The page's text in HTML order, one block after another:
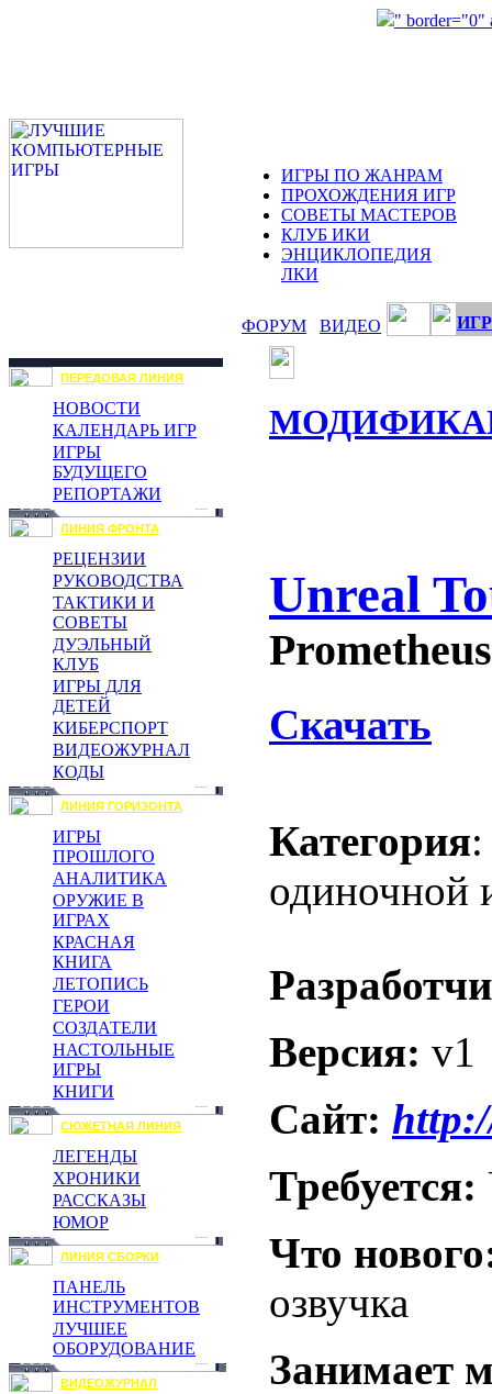
" border="0"
ИГРЫ ПО ЖАНРАМ
ПРОХОЖДЕНИЯ ИГР
СОВЕТЫ МАСТЕРОВ
КЛУБ ИКИ
ЭНЦИКЛОПЕДИЯ
ЛКИ
ФОРУМ ВИДЕО
ПЕРЕДОВАЯ ЛИНИЯ
НОВОСТИ
КАЛЕНДАРЬ ИГР
ИГРЫ
БУДУЩЕГО
РЕПОРТАЖИ
ЛИНИЯ ФРОНТА
РЕЦЕНЗИИ
РУКОВОДСТВА
ТАКТИКИ И
СОВЕТЫ
ДУЭЛЬНЫЙ
КЛУБ
ИГРЫ ДЛЯ
ДЕТЕЙ
КИБЕРСПОРТ
ВИДЕОЖУРНАЛ
КОДЫ
ЛИНИЯ ГОРИЗОНТА
ИГРЫ
ПРОШЛОГО
АНАЛИТИКА
ОРУЖИЕ В
ИГРАХ
КРАСНАЯ
КНИГА
ЛЕТОПИСЬ
ГЕРОИ
СОЗДАТЕЛИ
НАСТОЛЬНЫЕ
ИГРЫ
КНИГИ
СЮЖЕТНАЯ ЛИНИЯ
ЛЕГЕНДЫ
ХРОНИКИ
РАССКАЗЫ
ЮМОР
ЛИНИЯ СБОРКИ
ПАНЕЛЬ
ИНСТРУМЕНТОВ
ЛУЧШЕЕ
ОБОРУДОВАНИЕ
ВИДЕОЖУРНАЛ
Unreal
Prometheus
Скачать
Категория
одиночной
Версия: v1
Сайт:
Требуется:
Что
озвучка
Занимает